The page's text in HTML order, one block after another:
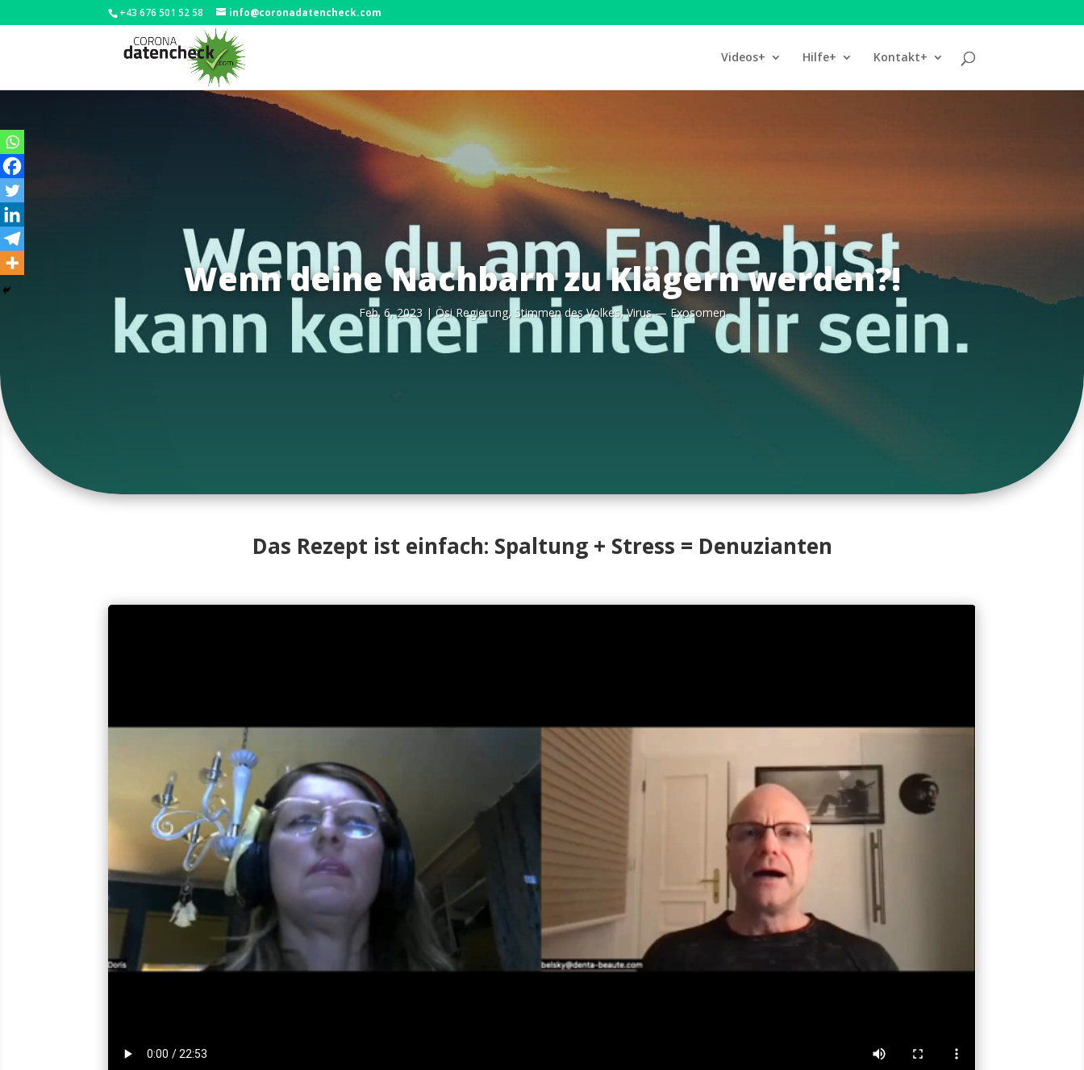
+43 676 501 52 58 info@coronadatencheck.com
Videos+ Hilfe+ Kontakt+
Wenn deine Nachbarn zu Klägern werden?!
Feb. 6, 2023 |Ösi Regie­rung, Stim­men des Vol­kes,Virus — Exosomen
Das Rezept ist einfach: Spaltung + Stress = Denuzianten